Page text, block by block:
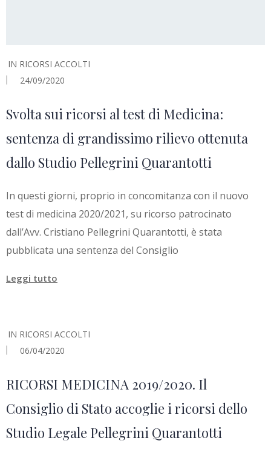
IN RICORSI ACCOLTI
24/09/2020
Svolta sui ricorsi al test di Medicina:
sentenza di grandissimo rilievo ottenuta
dallo Studio Pellegrini Quarantotti
In questi giorni, proprio in concomitanza con il nuovo
test di medicina 2020/2021, su ricorso patrocinato
dall’Avv. Cristiano Pellegrini Quarantotti, è stata
pubblicata una sentenza del Consiglio
Leggi tutto
IN RICORSI ACCOLTI
06/04/2020
RICORSI MEDICINA 2019/2020. Il
Consiglio di Stato accoglie i ricorsi dello
Studio Legale Pellegrini Quarantotti